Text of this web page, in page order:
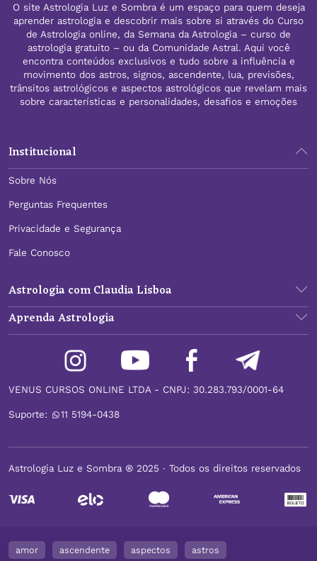
O site Astrologia Luz e Sombra é um espaço para quem deseja
aprender astrologia e descobrir mais sobre si através do Curso
de Astrologia online, da Semana da Astrologia – curso de
astrologia gratuito – ou da Comunidade Astral. Aqui você
encontra conteúdos exclusivos e tudo sobre a influência e
movimento dos astros, signos, ascendente, lua, previsões,
trânsitos astrológicos e aspectos astrológicos que revelam mais
sobre características e personalidades, desafios e emoções
Institucional
Sobre Nós
Perguntas Frequentes
Privacidade e Segurança
Fale Conosco
Astrologia com Claudia Lisboa
Aprenda Astrologia
VENUS CURSOS ONLINE LTDA - CNPJ: 30.283.793/0001-64
Suporte: 11 5194-0438
Astrologia Luz e Sombra ® 2025 ∙ Todos os direitos reservados
amor ascendente aspectos astros